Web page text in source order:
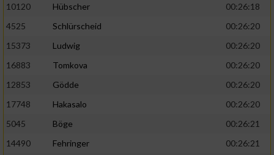
10120
Hübscher
00:26:18
4525
Schlürscheid
00:26:20
15373
Ludwig
00:26:20
16883
Tomkova
00:26:20
12853
Gödde
00:26:20
17748
Hakasalo
00:26:20
5045
Böge
00:26:21
14490
Fehringer
00:26:21